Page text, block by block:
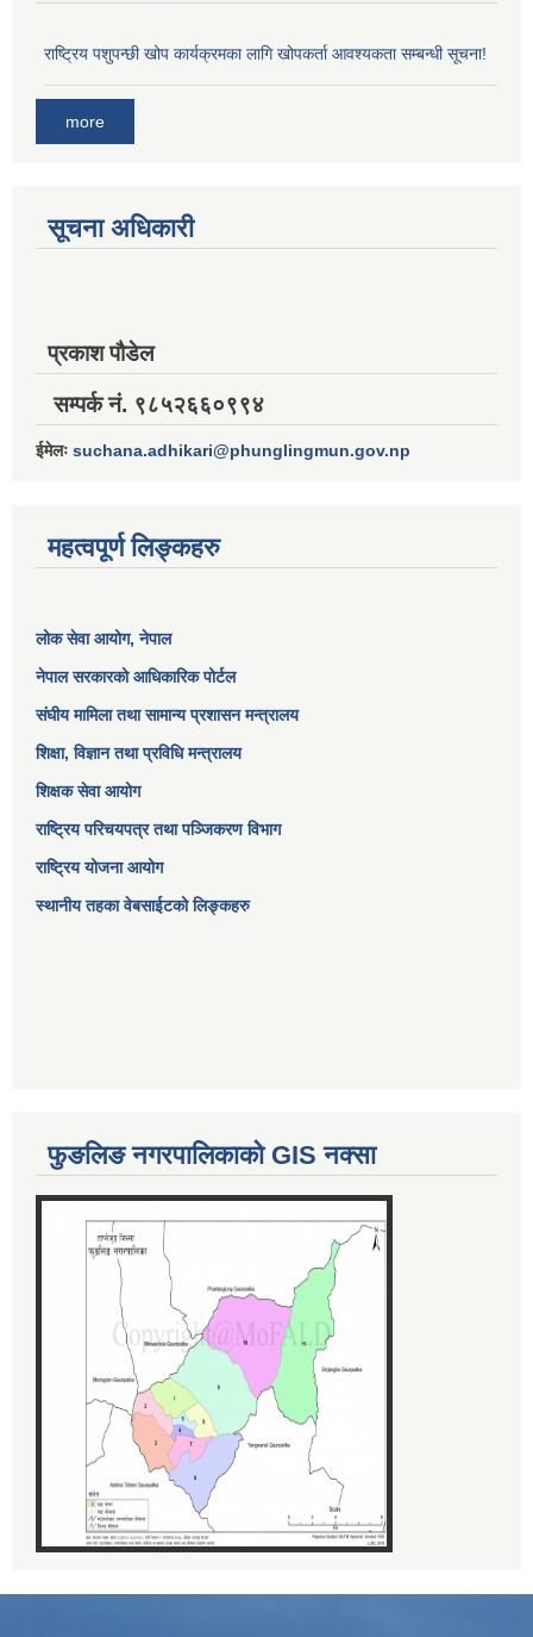
राष्ट्रिय पशुपन्छी खोप कार्यक्रमका लागि खोपकर्ता आवश्यकता सम्बन्धी सूचना!
more
सूचना अधिकारी
प्रकाश पौडेल
सम्पर्क नं. ९८५२६६०९९४
ईमेलः suchana.adhikari@phunglingmun.gov.np
महत्वपूर्ण लिङ्कहरु
लोक सेवा आयोग, नेपाल
नेपाल सरकारको आधिकारिक पोर्टल
संघीय मामिला तथा सामान्य प्रशासन मन्त्रालय
शिक्षा, विज्ञान तथा प्रविधि मन्त्रालय
शिक्षक सेवा आयोग
राष्ट्रिय परिचयपत्र तथा पञ्जिकरण विभाग
राष्ट्रिय योजना आयोग
स्थानीय तहका वेबसाईटको लिङ्कहरु
फुङलिङ नगरपालिकाको GIS नक्सा